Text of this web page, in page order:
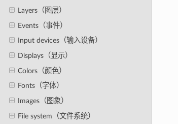
Layers（图层）
Events（事件）
Input devices（输入设备）
Displays（显示）
Colors（颜色）
Fonts（字体）
Images（图象）
File system（文件系统）